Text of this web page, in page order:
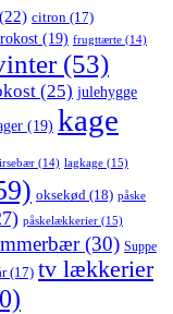
(22) citron (17)
(19) frugttærte (14)
(53)
(25) julehygge
(19) kage
(14) lagkage (15)
oksekød (18) påske
påskelækkerier (15)
(30) Suppe
(17) tv lækkerier